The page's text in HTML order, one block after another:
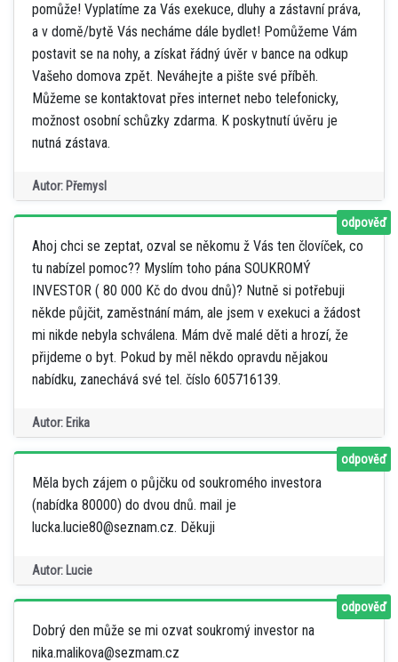
pomůže! Vyplatíme za Vás exekuce, dluhy a zástavní práva,
a v domě/bytě Vás necháme dále bydlet! Pomůžeme Vám
postavit se na nohy, a získat řádný úvěr v bance na odkup
Vašeho domova zpět. Neváhejte a pište své příběh.
Můžeme se kontaktovat přes internet nebo telefonicky,
možnost osobní schůzky zdarma. K poskytnutí úvěru je
nutná zástava.
Autor: Přemysl
Ahoj chci se zeptat, ozval se někomu ž Vás ten človíček, co
tu nabízel pomoc?? Myslím toho pána SOUKROMÝ
INVESTOR ( 80 000 Kč do dvou dnů)? Nutně si potřebuji
někde půjčit, zaměstnání mám, ale jsem v exekuci a žádost
mi nikde nebyla schválena. Mám dvě malé děti a hrozí, že
přijdeme o byt. Pokud by měl někdo opravdu nějakou
nabídku, zanechává své tel. číslo 605716139.
Autor: Erika
odpověď
Měla bych zájem o půjčku od soukromého investora
(nabídka 80000) do dvou dnů. mail je
lucka.lucie80@seznam.cz. Děkuji
Autor: Lucie
odpověď
Dobrý den může se mi ozvat soukromý investor na
nika.malikova@sezmam.cz
odpověď